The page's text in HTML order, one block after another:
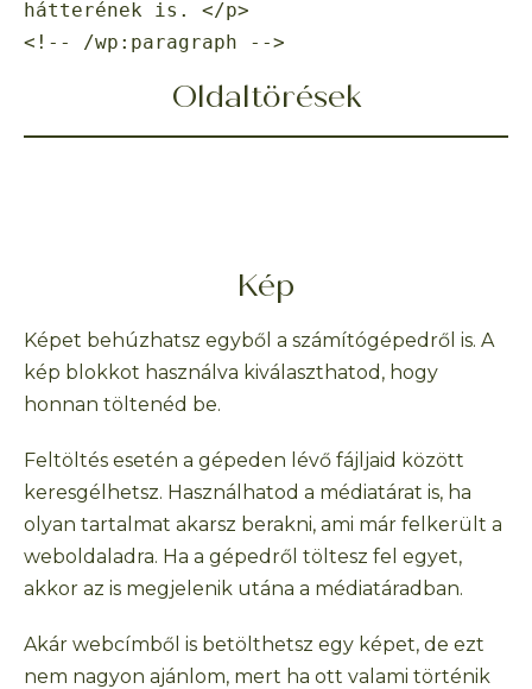
hátterének is. </p>
<!-- /wp:paragraph -->
Oldaltörések
Kép
Képet behúzhatsz egyből a számítógépedről is. A
kép blokkot használva kiválaszthatod, hogy
honnan töltenéd be.
Feltöltés esetén a gépeden lévő fájljaid között
keresgélhetsz. Használhatod a médiatárat is, ha
olyan tartalmat akarsz berakni, ami már felkerült a
weboldaladra. Ha a gépedről töltesz fel egyet,
akkor az is megjelenik utána a médiatáradban.
Akár webcímből is betölthetsz egy képet, de ezt
nem nagyon ajánlom, mert ha ott valami történik